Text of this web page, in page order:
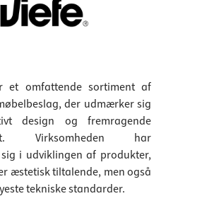
et omfattende sortiment af
der udmærker sig
design og fremragende
Virksomheden har
i udviklingen af produkter,
æstetisk tiltalende, men også
tekniske standarder.